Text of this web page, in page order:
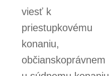
viesť k
priestupkovému
konaniu,
občianskoprávnem